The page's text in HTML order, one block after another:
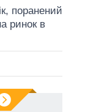
поранений
ринок в